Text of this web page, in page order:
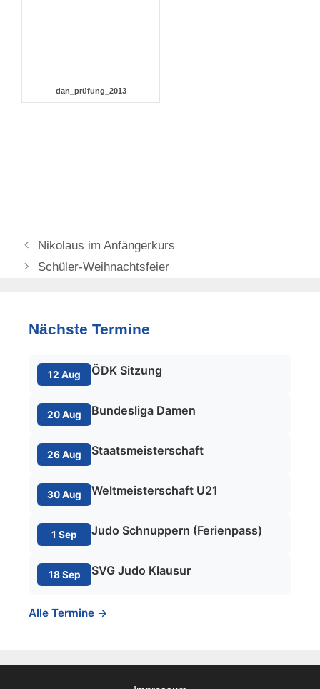
dan_prüfung_2013
Nikolaus im Anfängerkurs
Schüler-Weihnachtsfeier
Nächste Termine
12 Aug ÖDK Sitzung
20 Aug Bundesliga Damen
26 Aug Staatsmeisterschaft
30 Aug Weltmeisterschaft U21
1 Sep Judo Schnuppern (Ferienpass)
18 Sep SVG Judo Klausur
Alle Termine →